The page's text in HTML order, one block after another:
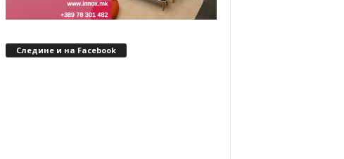
Следине и на Facebook